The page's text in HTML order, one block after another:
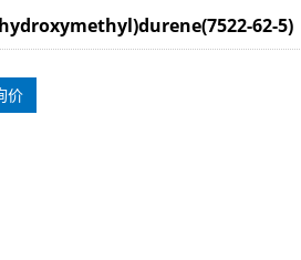
62-5)
价